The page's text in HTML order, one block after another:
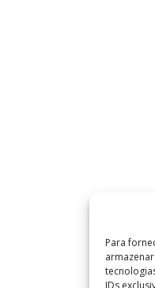
Para
IDs